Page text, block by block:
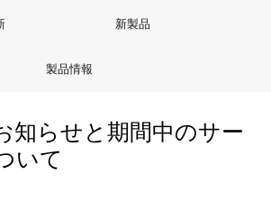
新製品
製品情報
知らせと期間中のサー
いて